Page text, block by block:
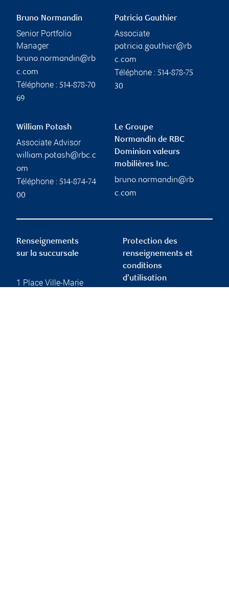
Bruno Normandin
Senior Portfolio
Manager
bruno.normandin@rb
c.com
Téléphone : 514-878-70
69
Patricia Gauthier
Associate
patricia.gauthier@rb
c.com
Téléphone : 514-878-75
30
William Potash
Associate Advisor
william.potash@rbc.c
om
Téléphone : 514-874-74
00
Le Groupe
Normandin de RBC
Dominion valeurs
mobilières Inc.
bruno.normandin@rb
c.com
Renseignements
sur la succursale
1 Place Ville-Marie
Protection des
renseignements et
conditions
d’utilisation